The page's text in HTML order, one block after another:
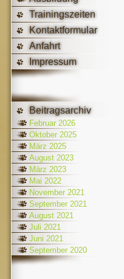
Trainingszeiten
Kontaktformular
Anfahrt
Impressum
Beitragsarchiv
Februar 2026
Oktober 2025
März 2025
August 2023
März 2023
Mai 2022
November 2021
September 2021
August 2021
Juli 2021
Juni 2021
September 2020